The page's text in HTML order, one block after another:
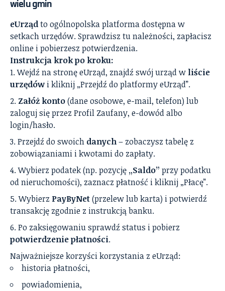
wielu gmin
eUrządto ogólnopolska platforma dostępna w
setkach urzędów. Sprawdzisz tu należności, zapłacisz
online i pobierzesz potwierdzenia.
Instrukcja krok po kroku:
Wejdź na stronę eUrząd, znajdź swój urząd w liście
urzędów i kliknij „Przejdź do platformy eUrząd”.
Załóż konto(dane osobowe, e-mail, telefon) lub
zaloguj się przez Profil Zaufany, e-dowód albo
login/hasło.
Przejdź do swoich danych– zobaczysz tabelę z
zobowiązaniami i kwotami do zapłaty.
Wybierz podatek (np. pozycję „Saldo” przy podatku
od nieruchomości), zaznacz płatność i kliknij „Płacę”.
Wybierz PayByNet(przelew lub karta) i potwierdź
transakcję zgodnie z instrukcją banku.
Po zaksięgowaniu sprawdź status i pobierz
potwierdzenie płatności.
Najważniejsze korzyści korzystania z eUrząd:
historia płatności,
powiadomienia,